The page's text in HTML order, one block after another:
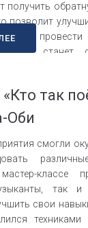
получить
позволит
смогут
станет
«Кто так
«Кто так
Оби
смогли
классе
так и
свои